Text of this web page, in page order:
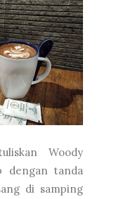
Woody
dengan tanda
di samping